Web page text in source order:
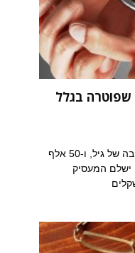
שפוטרה בגלל
פיצוי של 70 אלף שקלים בשל פיטורים מסיבה של גיל, ו-50 אלף
ישלם המעסיק